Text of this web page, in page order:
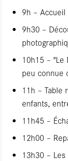
9h – Accueil
9h30 –
10h15 –
peu connue
11h – Table
enfants,
11h45 –
12h00 –
13h30 –